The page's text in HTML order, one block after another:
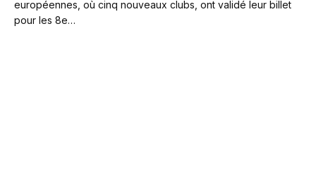
européennes, où cinq nouveaux clubs, ont validé leur billet
pour les 8e…